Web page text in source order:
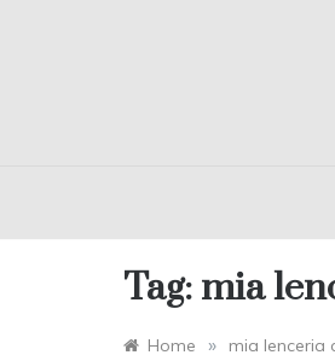
Tag: mia
Home » mia lenceria